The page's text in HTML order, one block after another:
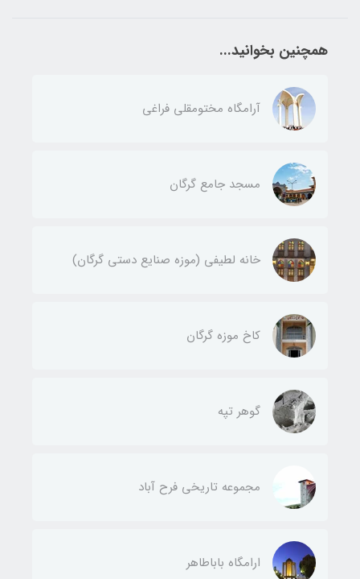
همچنین بخوانید...
آرامگاه مختومقلی فراغی
مسجد جامع گرگان
خانه لطیفی (موزه صنایع دستی گرگان)
کاخ موزه گرگان
گوهر تپه
مجموعه تاریخی فرح آباد
ارامگاه باباطاهر